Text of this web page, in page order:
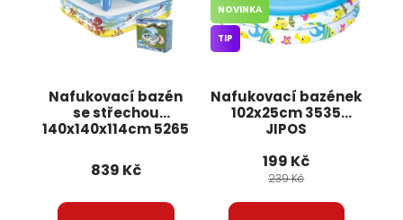
Nafukovací bazén
se střechou
140x140x114cm 5265
839 Kč
Nafukovací bazének
102x25cm 3535
JIPOS
NOVINKA
TIP
199 Kč
239 Kč